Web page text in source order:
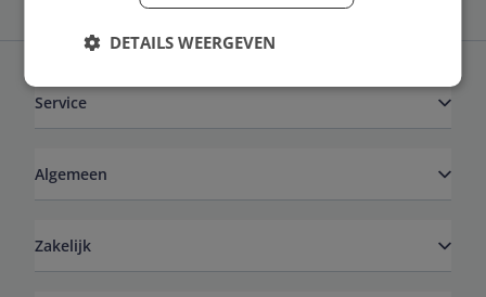
Service
Algemeen
Zakelijk
DETAILS WEERGEVEN